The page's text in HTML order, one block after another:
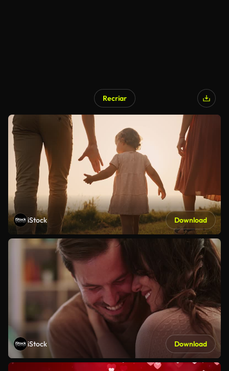
Recriar
iStock Download
iStock Download